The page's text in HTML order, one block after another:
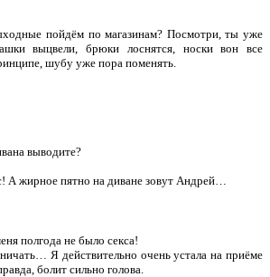
пойдём по магазинам? Посмотри, ты уже
выцвели, брюки лоснятся, носки вон все
шубу уже пора поменять.
выводите?
жирное пятно на диване зовут Андрей…
полгода не было секса!
Я действительно очень устала на приёме
болит сильно голова.